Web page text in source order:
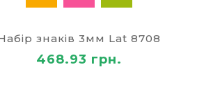
для печаток і штампів
– зверніть на це
відбитків за короткий час.
знаків 3мм Lat 8708
468.93 грн.